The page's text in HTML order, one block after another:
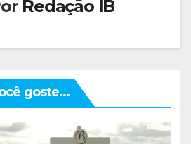
Redação IB
goste...